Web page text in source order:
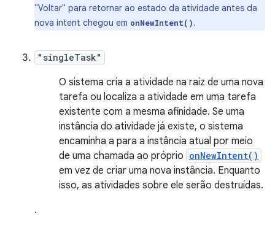
"Voltar" para retornar ao estado da atividade antes da
nova intent chegou em onNewIntent().
"singleTask"
O sistema cria a atividade na raiz de uma nova
tarefa ou localiza a atividade em uma tarefa
existente com a mesma afinidade. Se uma
instância do atividade já existe, o sistema
encaminha a para a instância atual por meio
de uma chamada ao próprio onNewIntent()
em vez de criar uma nova instância. Enquanto
isso, as atividades sobre ele serão destruídas.
.